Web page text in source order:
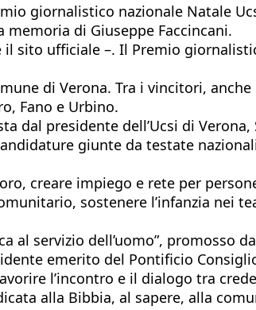
giornalistico nazionale Natale
di Giuseppe Faccincani.
sito ufficiale –. Il Premio
di Verona. Tra i vincitori,
Fano e Urbino.
dal presidente dell’Ucsi di Verona,
giunte da testate
creare impiego e rete per
sostenere l’infanzia nei
servizio dell’uomo”, promosso
emerito del Pontificio
l’incontro e il dialogo tra
alla Bibbia, al sapere, alla